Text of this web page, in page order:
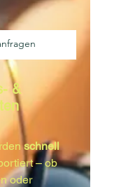
&
schnell
– ob
oder